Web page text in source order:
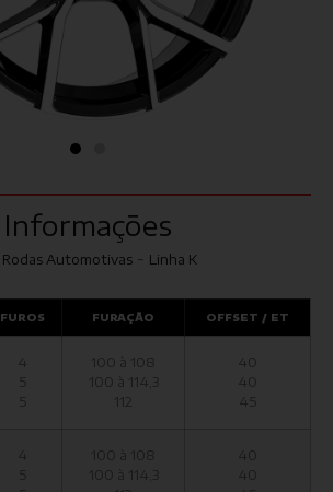
Informações
Rodas Automotivas- Linha K
FUROS FURAÇÃO OFFSET / ET
4
5
5
100 à 108
100 à 114,3
112
40
40
45
4
100 à 114,3
40
40